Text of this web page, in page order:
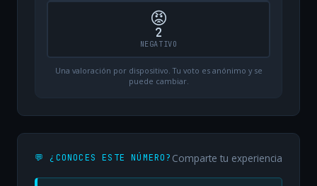
😡
2
NEGATIVO
Una valoración por dispositivo. Tu voto es anónimo y se
puede cambiar.
💬 ¿CONOCES ESTE NÚMERO? Comparte tu experiencia